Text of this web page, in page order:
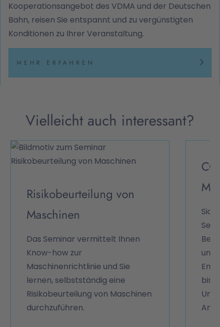
Kooperationsangebot des VDMA und der Deutschen
Bahn, reisen Sie entspannt und zu vergünstigten
Konditionen zu Ihrer Veranstaltung.
MEHR ERFAHREN
Vielleicht auch interessant?
Risikobeurteilung von
Maschinen
Das Seminar vermittelt Ihnen
Know-how zur
Maschinenrichtlinie und Sie
lernen, selbstständig eine
Risikobeurteilung von Maschinen
durchzuführen.
bis